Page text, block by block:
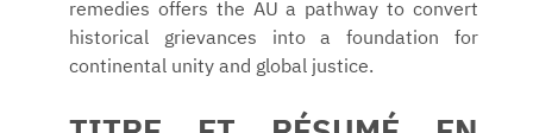
remedies offers the AU a pathway to convert
historical grievances into a foundation for
continental unity and global justice.